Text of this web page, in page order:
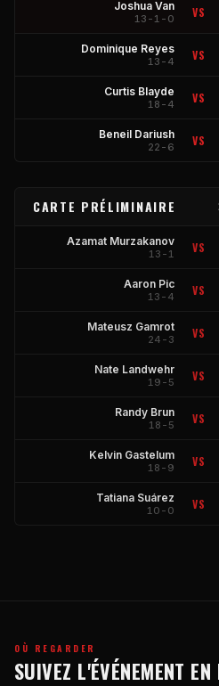
Joshua Van
13-1-0 VS
Dominique Reyes
13-4 VS
Curtis Blayde
18-4 VS
Beneil Dariush
22-6 VS
CARTE PRÉLIMINAIRE
Azamat Murzakanov
13-1 VS
Aaron Pic
13-4 VS
Mateusz Gamrot
24-3 VS
Nate Landwehr
19-5 VS
Randy Brun
18-5 VS
Kelvin Gastelum
18-9 VS
Tatiana Suárez
10-0 VS
OÙ REGARDER
SUIVEZ L'ÉVÉNEMENT EN